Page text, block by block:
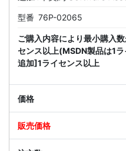
型番 76P-02065
ご購入内容により最小購入
センス以上(MSDN製品は1
追加]1ライセンス以上